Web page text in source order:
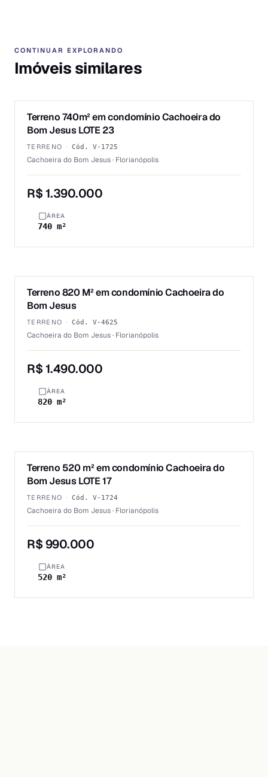
CONTINUAR EXPLORANDO
Imóveis similares
VENDA
Terreno 740m² em condomínio Cachoeira do
Bom Jesus LOTE 23
TERRENO · Cód. V-1725
Cachoeira do Bom Jesus · Florianópolis
R$ 1.390.000
ÁREA
740 m²
VENDA
Terreno 820 M² em condomínio Cachoeira do
Bom Jesus
TERRENO · Cód. V-4625
Cachoeira do Bom Jesus · Florianópolis
R$ 1.490.000
ÁREA
820 m²
VENDA
Terreno 520 m² em condomínio Cachoeira do
Bom Jesus LOTE 17
TERRENO · Cód. V-1724
Cachoeira do Bom Jesus · Florianópolis
R$ 990.000
ÁREA
520 m²